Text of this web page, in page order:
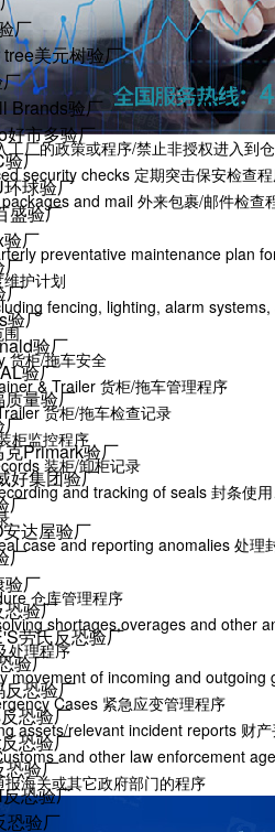
厂
美元树验厂
Brands验厂
好市多验厂
验厂
球验厂
盛验厂
厂
厂
厂
验厂
验厂
验厂
质量验厂
厂
克Primark验厂
好集团验厂
厂
达屋验厂
厂
验厂
恐验厂
劳氏反恐验厂
验厂
反恐验厂
恐验厂
恐验厂
恐验厂
恐验厂
恐验厂
的政策或程序/禁止非授权进入到
checks 定期突击保安检查
and mail 外来包裹/邮件检查
preventative maintenance plan
护计划
fencing, lighting, alarm systems,
围
柜/拖车安全
& Trailer 货柜/拖车管理程序
货柜/拖车检查记录
监控程序
装柜/卸柜记录
and tracking of seals 封条使用
and reporting anomalies 处理
仓库管理程序
shortages,overages and other
理程序
of incoming and outgoing
Cases 紧急应变管理程序
relevant incident reports 财产
and other law enforcement
海关或其它政府部门的程序